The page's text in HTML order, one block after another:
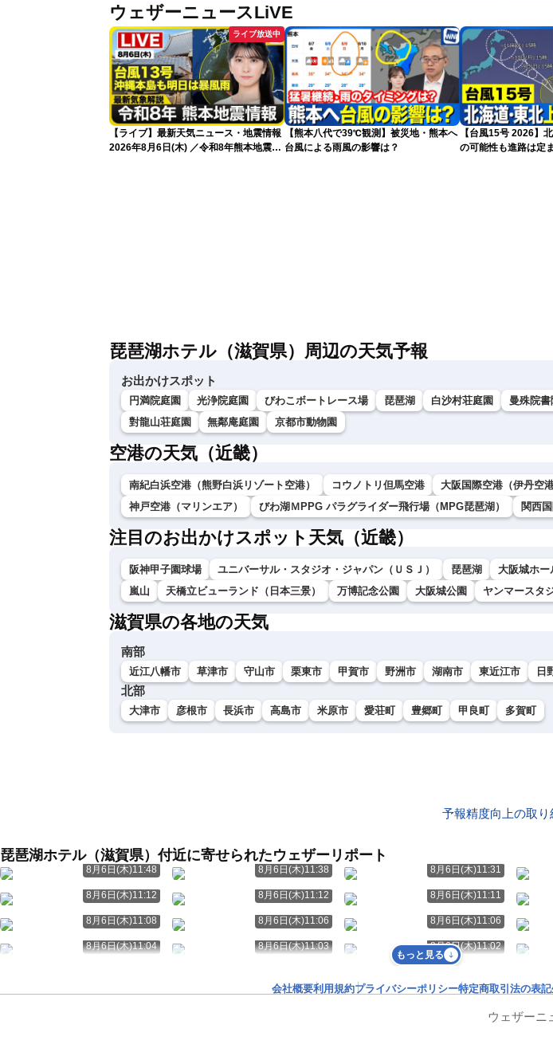
ウェザーニュースLiVE
ライブ放送中
【ライブ】最新天気ニュース・地震情報
2026年8月6日(木) ／令和8年熊本地震情
【熊本八代で39℃観測】被災地・熊本へ
台風による雨風の影響は？
【台風15号 2026】
の可能性も進路は定
琵琶湖ホテル（滋賀県）周辺の天気予報
お出かけスポット
円満院庭園 光浄院庭園 びわこボートレース場 琵琶湖 白沙村荘庭園 曼殊院書
對龍山荘庭園
無鄰庵庭園 京都市動物園
空港の天気（近畿）
南紀白浜空港（熊野白浜リゾート空港） コウノトリ但馬空港
大阪国際空港（伊丹空港
神戸空港（マリンエア）
びわ湖ＭPPG パラグライダー飛行場（MPG琵琶湖） 関西
注目のお出かけスポット天気（近畿）
阪神甲子園球場 ユニバーサル・スタジオ・ジャパン（ＵＳＪ） 琵琶湖 大阪城ホー
嵐山
天橋立ビューランド（日本三景） 万博記念公園 大阪城公園 ヤンマースタ
滋賀県の各地の天気
南部
近江八幡市 草津市 守山市 栗東市 甲賀市 野洲市 湖南市 東近江市 日
北部
大津市 彦根市 長浜市 高島市 米原市 愛荘町 豊郷町 甲良町 多賀町
予報精度向上の取り
琵琶湖ホテル（滋賀県）付近に寄せられたウェザーリポート
8月6日(木)11:48 8月6日(木)11:38 8月6日(木)11:31
8月6日(木)11:12 8月6日(木)11:12 8月6日(木)11:11
8月6日(木)11:08 8月6日(木)11:06 8月6日(木)11:06
8月6日(木)11:04 8月6日(木)11:03 8月6日(木)11:02
もっと見る
会社概要利用規約プライバシーポリシー特定商取引法の表記
ウェザーニ